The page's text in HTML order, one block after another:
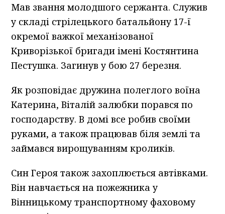
Мав звання молодшого сержанта. Служив
у складі стрілецького батальйону 17-ї
окремої важкої механізованої
Криворізької бригади імені Костянтина
Пестушка. Загинув у бою 27 березня.
Як розповідає дружина полеглого воїна
Катерина, Віталій залюбки порався по
господарству. В домі все робив своїми
руками, а також працював біля землі та
займався вирощуванням кроликів.
Син Героя також захоплюється автівками.
Він навчається на пожежника у
Вінницькому транспортному фаховому